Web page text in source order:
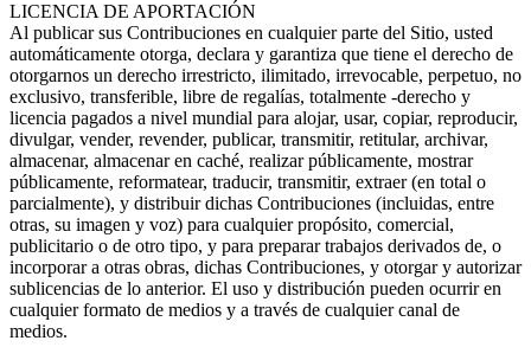
LICENCIA DE APORTACIÓN
Al publicar sus Contribuciones en cualquier parte del Sitio, usted
automáticamente otorga, declara y garantiza que tiene el derecho de
otorgarnos un derecho irrestricto, ilimitado, irrevocable, perpetuo, no
exclusivo, transferible, libre de regalías, totalmente -derecho y
licencia pagados a nivel mundial para alojar, usar, copiar, reproducir,
divulgar, vender, revender, publicar, transmitir, retitular, archivar,
almacenar, almacenar en caché, realizar públicamente, mostrar
públicamente, reformatear, traducir, transmitir, extraer (en total o
parcialmente), y distribuir dichas Contribuciones (incluidas, entre
otras, su imagen y voz) para cualquier propósito, comercial,
publicitario o de otro tipo, y para preparar trabajos derivados de, o
incorporar a otras obras, dichas Contribuciones, y otorgar y autorizar
sublicencias de lo anterior. El uso y distribución pueden ocurrir en
cualquier formato de medios y a través de cualquier canal de
medios.